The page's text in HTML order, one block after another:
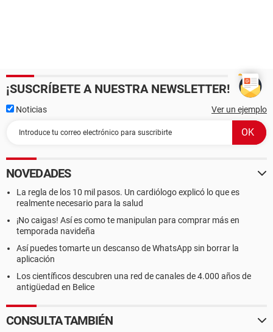
¡SUSCRÍBETE A NUESTRA NEWSLETTER!
Noticias Ver un ejemplo
NOVEDADES
La regla de los 10 mil pasos. Un cardiólogo explicó lo que es
realmente necesario para la salud
¡No caigas! Así es como te manipulan para comprar más en
temporada navideña
Así puedes tomarte un descanso de WhatsApp sin borrar la
aplicación
Los científicos descubren una red de canales de 4.000 años de
antigüedad en Belice
CONSULTA TAMBIÉN